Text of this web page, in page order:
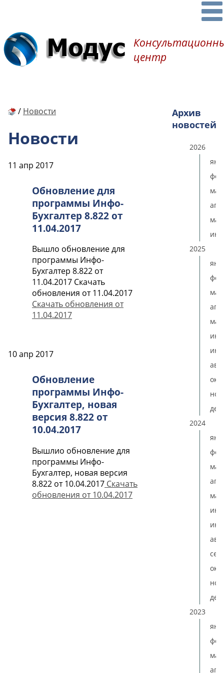
центр
/ Новости
Новости
11 апр 2017
Обновление для
программы Инфо-
Бухгалтер 8.822 от
11.04.2017
Вышло обновление для
программы Инфо-
Бухгалтер 8.822 от
11.04.2017 Скачать
обновления от 11.04.2017
Скачать обновления от
11.04.2017
10 апр 2017
Обновление
программы Инфо-
Бухгалтер, новая
версия 8.822 от
10.04.2017
Вышлио обновление для
программы Инфо-
Бухгалтер, новая версия
8.822 от 10.04.2017 Скачать
обновления от 10.04.2017
Архив
новостей
2026
мая
2025
мая
2024
мая
2023